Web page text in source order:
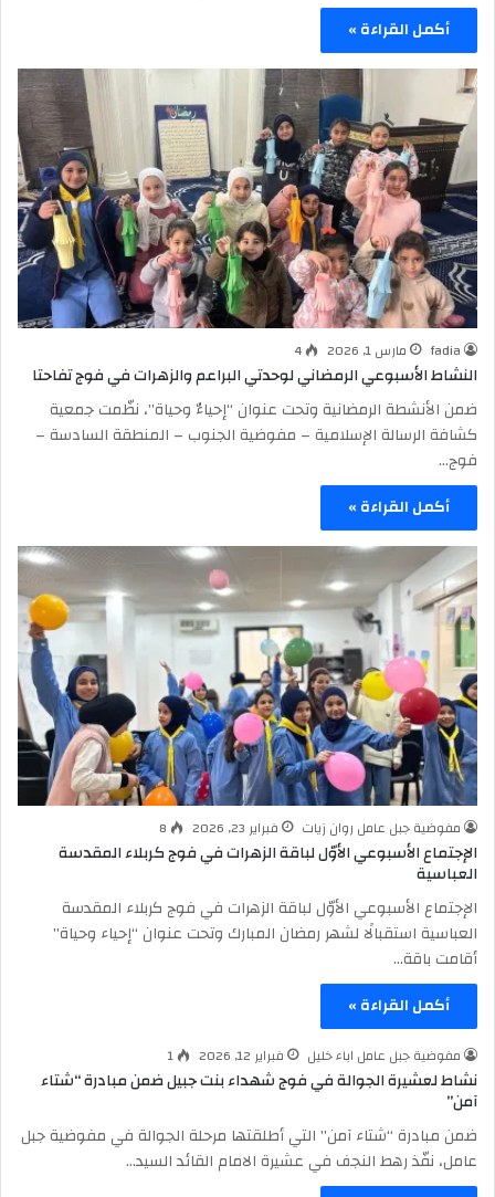
أكمل القراءة »
fadia مارس 1, 2026 4
النشاط الأسبوعي الرمضاني لوحدتي البراعم والزهرات في فوج تفاحتا
ضمن الأنشطة الرمضانية وتحت عنوان “إحياءٌ وحياة”، نظّمت جمعية
كشافة الرسالة الإسلامية – مفوضية الجنوب – المنطقة السادسة –
فوج…
أكمل القراءة »
مفوضية جبل عامل روان زيات فبراير 23, 2026 8
الإجتماع الأسبوعي الأوّل لباقة الزهرات في فوج كربلاء المقدسة
العباسية
الإجتماع الأسبوعي الأوّل لباقة الزهرات في فوج كربلاء المقدسة
العباسية استقبالًا لشهر رمضان المبارك وتحت عنوان “إحياء وحياة”
أقامت باقة…
أكمل القراءة »
مفوضية جبل عامل اباء خليل فبراير 12, 2026 1
نشاط لعشيرة الجوالة في فوج شهداء بنت جبيل ضمن مبادرة “شتاء
آمن”
ضمن مبادرة “شتاء آمن” التي أطلقتها مرحلة الجوالة في مفوضية جبل
عامل، نفّذ رهط النجف في عشيرة الامام القائد السيد…